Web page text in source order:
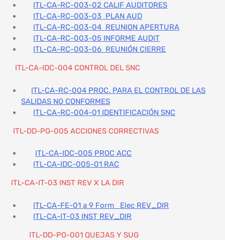
ITL-CA-RC-003-02 CALIF AUDITORES
ITL-CA-RC-003-03 PLAN AUD
ITL-CA-RC-003-04 REUNION APERTURA
ITL-CA-RC-003-05 INFORME AUDIT
ITL-CA-RC-003-06 REUNIÓN CIERRE
ITL-CA-IDC-004 CONTROL DEL SNC
ITL-CA-RC-004 PROC. PARA EL CONTROL DE LAS
SALIDAS NO CONFORMES
ITL-CA-RC-004-01 IDENTIFICACIÓN SNC
ITL-DD-PG-005 ACCIONES CORRECTIVAS
ITL-CA-IDC-005 PROC ACC
ITL-CA-IDC-005-01 RAC
ITL-CA-IT-03 INST REV X LA DIR
ITL-CA-FE-01 a 9 Form Elec REV_DIR
ITL-CA-IT-03 INST REV_DIR
ITL-DD-PO-001 QUEJAS Y SUG